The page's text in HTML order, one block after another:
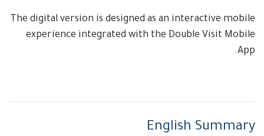
The digital version is designed as an interactive mobile
experience integrated with the Double Visit Mobile
App.
English Summary